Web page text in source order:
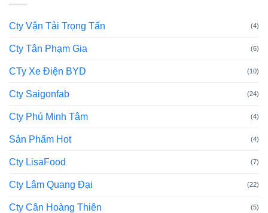
Cty Vận Tải Trọng Tấn (4)
Cty Tân Phạm Gia (6)
CTy Xe Điện BYD (10)
Cty Saigonfab (24)
Cty Phú Minh Tâm (4)
Sản Phẩm Hot (4)
Cty LisaFood (7)
Cty Lâm Quang Đại (22)
Cty Cân Hoàng Thiên (5)